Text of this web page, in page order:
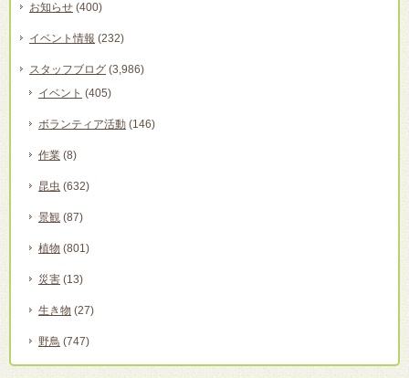
お知らせ (400)
イベント情報 (232)
スタッフブログ (3,986)
イベント (405)
ボランティア活動 (146)
作業 (8)
昆虫 (632)
景観 (87)
植物 (801)
災害 (13)
生き物 (27)
野鳥 (747)